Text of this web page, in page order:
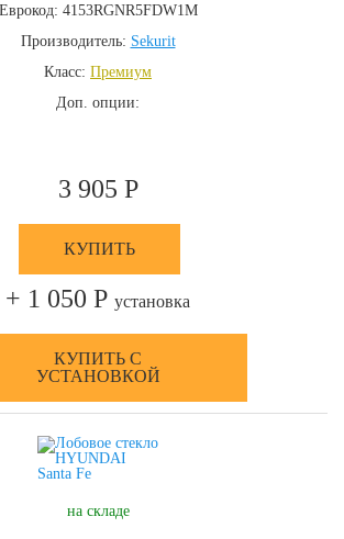
Еврокод: 4153RGNR5FDW1M
Производитель: Sekurit
Класс: Премиум
Доп. опции:
3 905 Р
КУПИТЬ
+ 1 050 Р установка
КУПИТЬ С
УСТАНОВКОЙ
на складе